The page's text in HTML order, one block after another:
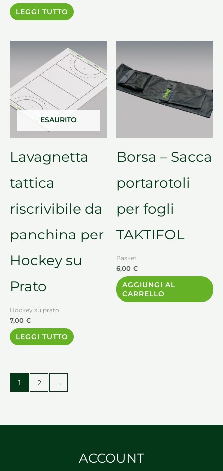
LEGGI TUTTO
ESAURITO
Lavagnetta
tattica
riscrivibile da
panchina per
Hockey su
Prato
Hockey su prato
7,00 €
LEGGI TUTTO
Borsa – Sacca
portarotoli
per fogli
TAKTIFOL
Basket
6,00 €
AGGIUNGI AL
CARRELLO
1 2 →
ACCOUNT